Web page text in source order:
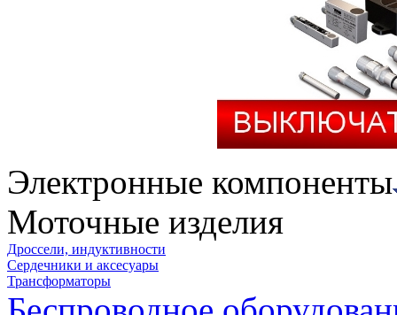
Электронные компоненты
Моточные изделия
Дроссели, индуктивности
Сердечники и аксесуары
Трансформаторы